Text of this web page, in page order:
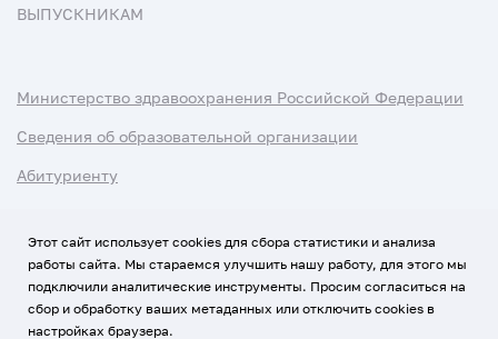
ВЫПУСКНИКАМ
Министерство здравоохранения Российской Федерации
Сведения об образовательной организации
Абитуриенту
Политика обработки персональных данных
Этот сайт использует cookies для сбора статистики и анализа
работы сайта. Мы стараемся улучшить нашу работу, для этого мы
подключили аналитические инструменты. Просим согласиться на
сбор и обработку ваших метаданных или отключить cookies в
настройках браузера.